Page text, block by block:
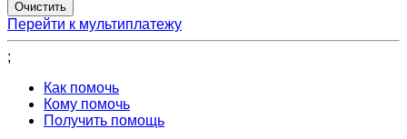
Перейти к мультиплатежу
;
Как помочь
Кому помочь
Получить помощь